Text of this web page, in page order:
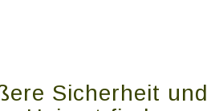
Sicherheit und